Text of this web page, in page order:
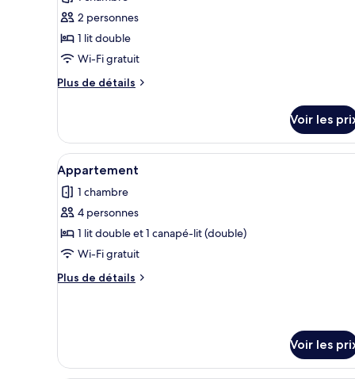
lits
jumeaux
ce
type
de
chambre :
Chambre
2 personnes
1 lit double
Wi-Fi gratuit
Plus de détails
Plus
le
type
de
chambre
Chambre
Double
Voir les
Afficher
toutes
les
photos
pour
ce
type
de
Une chambre d’hôtel avec
4
Appartement
1 chambre
4 personnes
1 lit double et 1 canapé-lit (double)
Wi-Fi gratuit
Plus de détails
Plus
de
Voir les